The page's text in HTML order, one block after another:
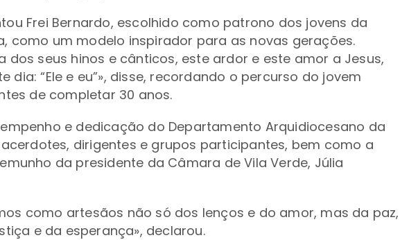
Frei Bernardo, escolhido como patrono dos jovens da
como um modelo inspirador para as novas gerações.
dos seus hinos e cânticos, este ardor e este amor a Jesus,
dia: “Ele e eu”», disse, recordando o percurso do jovem
de completar 30 anos.
e dedicação do Departamento Arquidiocesano da
dirigentes e grupos participantes, bem como a
da presidente da Câmara de Vila Verde, Júlia
como artesãos não só dos lenços e do amor, mas da paz,
e da esperança», declarou.